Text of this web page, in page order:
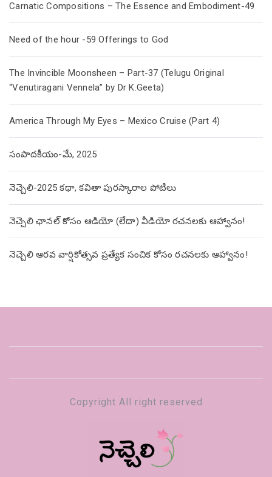
Carnatic Compositions – The Essence and Embodiment-49
Need of the hour -59 Offerings to God
The Invincible Moonsheen – Part-37 (Telugu Original
“Venutiragani Vennela” by Dr K.Geeta)
America Through My Eyes – Mexico Cruise (Part 4)
సంపాదకీయం-మే, 2025
నెచ్చెలి-2025 కథా, కవితా పురస్కారాల పోటీలు
నెచ్చెలి ఛానల్ కోసం ఆడియో (లేదా) వీడియో రచనలకు ఆహ్వానం!
నెచ్చెలి ఆరవ వార్షికోత్సవ ప్రత్యేక సంచిక కోసం రచనలకు ఆహ్వానం!
Copyright All right reserved